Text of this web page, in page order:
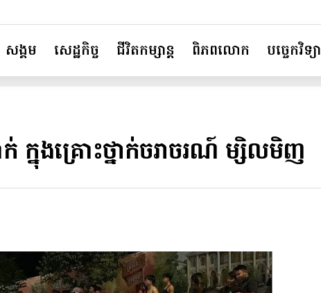
សង្គម សេដ្ឋកិច្ច ជីវិតកម្សាន្ត ពិភពលោក បច្ចេកវិទ្យា
ក្នុងគ្រោះថ្នាក់ចរាចរណ៍ ម្សិលមិញ